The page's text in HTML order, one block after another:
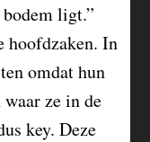
ligt.”
hoofdzaken. In
omdat hun
ze in de
key. Deze